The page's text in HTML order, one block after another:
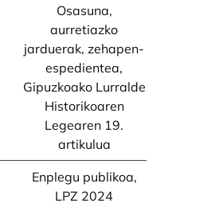
Osasuna,
aurretiazko
jarduerak, zehapen-
espedientea,
Gipuzkoako Lurralde
Historikoaren
Legearen 19.
artikulua
Enplegu publikoa,
LPZ 2024